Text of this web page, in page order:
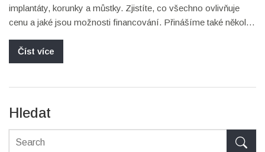
implantáty, korunky a můstky. Zjistíte, co všechno ovlivňuje
cenu a jaké jsou možnosti financování. Přinášíme také několik
Číst více
Hledat